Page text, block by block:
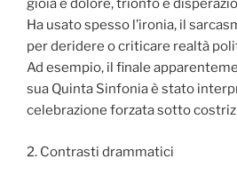
gioia e dolore, trionfo e
Ha usato spesso l’ironia, il
per deridere o criticare realtà
Ad esempio, il finale
sua Quinta Sinfonia è stato
celebrazione forzata sotto
2. Contrasti drammatici